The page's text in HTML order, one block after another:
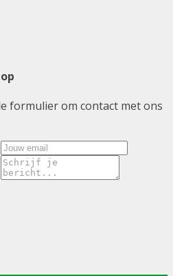
formulier om contact met ons